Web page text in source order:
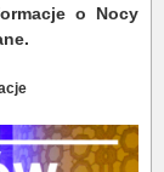
o Nocy